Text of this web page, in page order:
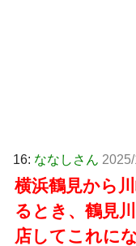
16: ななしさん
横浜鶴見から
るとき、鶴見
店してこれに